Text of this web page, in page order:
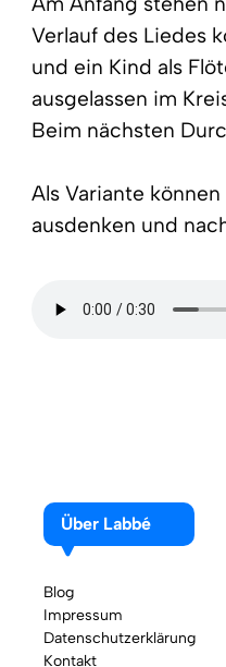
Verlauf des Liedes
und ein Kind als
ausgelassen im
Beim nächsten
Als Variante
ausdenken und
Über Labbé
Blog
Impressum
Datenschutzerklärung
Kontakt